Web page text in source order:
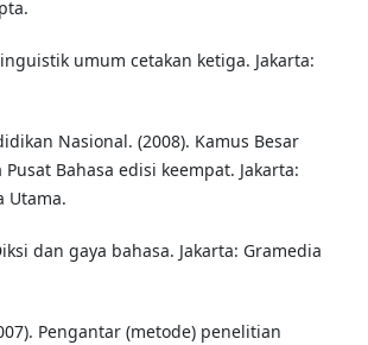
umum cetakan ketiga. Jakarta:
Nasional. (2008). Kamus Besar
Bahasa edisi keempat. Jakarta:
Utama.
dan gaya bahasa. Jakarta: Gramedia
Pengantar (metode) penelitian